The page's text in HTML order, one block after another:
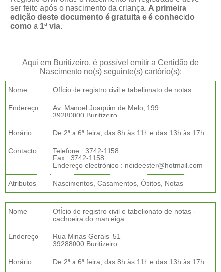
ser feito após o nascimento da criança. A primeira
edição deste documento é gratuita e é conhecido
como a 1ª via.
Aqui em Buritizeiro, é possível emitir a Certidão de
Nascimento no(s) seguinte(s) cartório(s):
Nome OfÍcio de registro civil e tabelionato de notas
Endereço
Av. Manoel Joaquim de Melo, 199
39280000 Buritizeiro
Horário De 2ª a 6ª feira, das 8h às 11h e das 13h às 17h.
Contacto
Telefone : 3742-1158
Fax : 3742-1158
Endereço electrónico : neideester@hotmail.com
Atributos Nascimentos, Casamentos, Óbitos, Notas
Nome
OfÍcio de registro civil e tabelionato de notas -
cachoeira do manteiga
Endereço
Rua Minas Gerais, 51
39288000 Buritizeiro
Horário De 2ª a 6ª feira, das 8h às 11h e das 13h às 17h.